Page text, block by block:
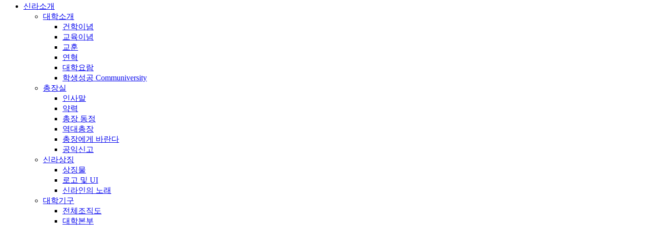
신라소개
대학소개
건학이념
교육이념
교훈
연혁
대학요람
학생성공 Communiversity
총장실
인사말
약력
총장 동정
역대총장
총장에게 바란다
공익신고
신라상징
상징물
로고 및 UI
신라인의 노래
대학기구
전체조직도
대학본부